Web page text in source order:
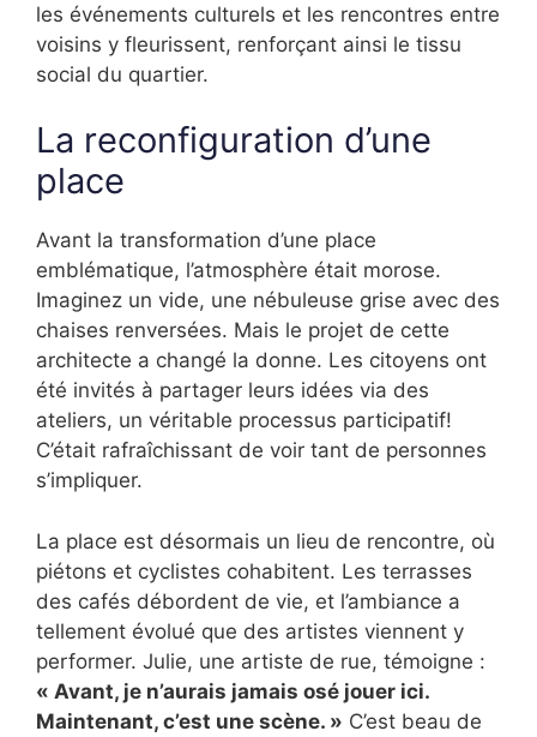
les événements culturels et les rencontres entre
voisins y fleurissent, renforçant ainsi le tissu
social du quartier.
La reconfiguration d’une
place
Avant la transformation d’une place
emblématique, l’atmosphère était morose.
Imaginez un vide, une nébuleuse grise avec des
chaises renversées. Mais le projet de cette
architecte a changé la donne. Les citoyens ont
été invités à partager leurs idées via des
ateliers, un véritable processus participatif!
C’était rafraîchissant de voir tant de personnes
s’impliquer.
La place est désormais un lieu de rencontre, où
piétons et cyclistes cohabitent. Les terrasses
des cafés débordent de vie, et l’ambiance a
tellement évolué que des artistes viennent y
performer. Julie, une artiste de rue, témoigne :
« Avant, je n’aurais jamais osé jouer ici.
Maintenant, c’est une scène. » C’est beau de